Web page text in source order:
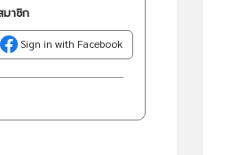
มาชิก
Sign in with Facebook